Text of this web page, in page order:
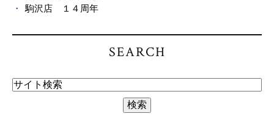
駒沢店 １４周年
SEARCH